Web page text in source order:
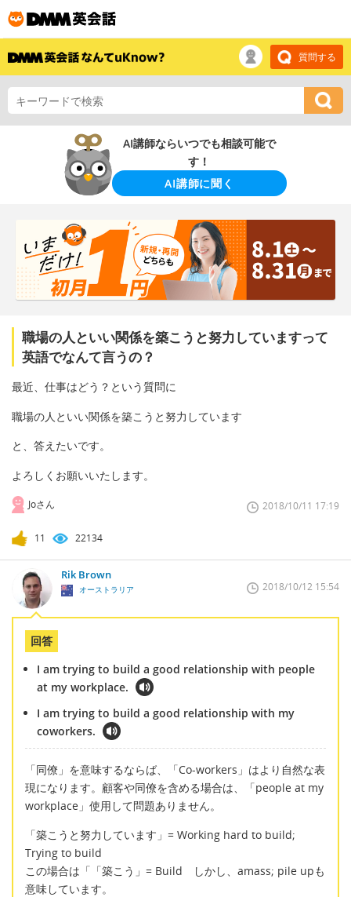
質問する
AI講師ならいつでも相談可能で
す！
AI講師に聞く
職場の人といい関係を築こうと努力していますって
英語でなんて言うの？
最近、仕事はどう？という質問に
職場の人といい関係を築こうと努力しています
と、答えたいです。
よろしくお願いいたします。
Joさん 2018/10/11 17:19
11 22134
Rik Brown
オーストラリア 2018/10/12 15:54
回答
I am trying to build a good relationship with people
at my workplace.
I am trying to build a good relationship with my
coworkers.
「同僚」を意味するならば、「Co-workers」はより自然な表
現になります。顧客や同僚を含める場合は、「people at my
workplace」使用して問題ありません。
「築こうと努力しています」= Working hard to build;
Trying to build
この場合は「「築こう」= Build しかし、amass; pile upも
意味しています。